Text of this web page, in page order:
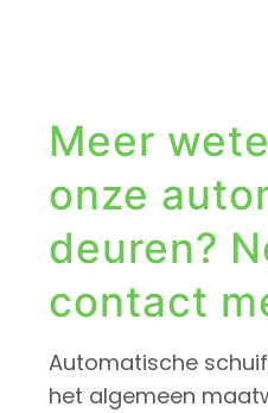
Meer
onze
deuren?
contact
Automatische
het algemeen